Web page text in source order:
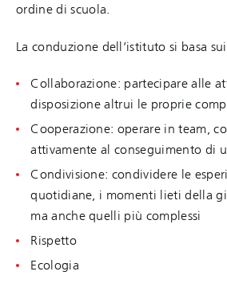
ordine di scuola.
La conduzione dell’istituto si basa
Collaborazione: partecipare alle
disposizione altrui le proprie
Cooperazione: operare in team,
attivamente al conseguimento di
Condivisione: condividere le
quotidiane, i momenti lieti della
ma anche quelli più complessi
Rispetto
Ecologia